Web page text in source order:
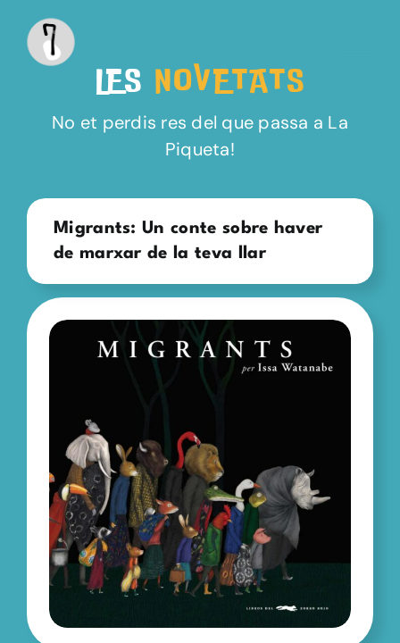
contenido
LES NOVETATS
No et perdis res del que passa a La
Piqueta!
Migrants: Un conte sobre haver
de marxar de la teva llar